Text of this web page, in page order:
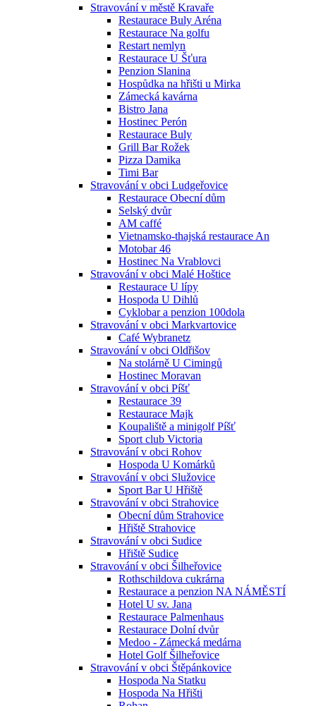
Stravování v městě Kravaře
Restaurace Buly Aréna
Restaurace Na golfu
Restart nemlyn
Restaurace U Šťura
Penzion Slanina
Hospůdka na hřišti u Mirka
Zámecká kavárna
Bistro Jana
Hostinec Perón
Restaurace Buly
Grill Bar Rožek
Pizza Damika
Timi Bar
Stravování v obci Ludgeřovice
Restaurace Obecní dům
Selský dvůr
AM caffé
Vietnamsko-thajská restaurace An
Motobar 46
Hostinec Na Vrablovci
Stravování v obci Malé Hoštice
Restaurace U lípy
Hospoda U Dihlů
Cyklobar a penzion 100dola
Stravování v obci Markvartovice
Café Wybranetz
Stravování v obci Oldřišov
Na stolárně U Cimingů
Hostinec Moravan
Stravování v obci Píšť
Restaurace 39
Restaurace Majk
Koupaliště a minigolf Píšť
Sport club Victoria
Stravování v obci Rohov
Hospoda U Komárků
Stravování v obci Služovice
Sport Bar U Hřiště
Stravování v obci Strahovice
Obecní dům Strahovice
Hřiště Strahovice
Stravování v obci Sudice
Hřiště Sudice
Stravování v obci Šilheřovice
Rothschildova cukrárna
Restaurace a penzion NA NÁMĚSTÍ
Hotel U sv. Jana
Restaurace Palmenhaus
Restaurace Dolní dvůr
Medoo - Zámecká medárna
Hotel Golf Šilheřovice
Stravování v obci Štěpánkovice
Hospoda Na Statku
Hospoda Na Hřišti